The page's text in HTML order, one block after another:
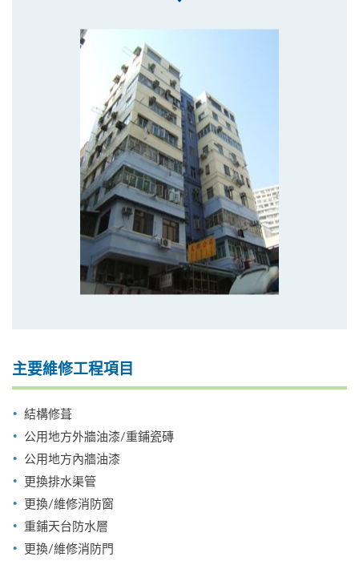
主要維修工程項目
結構修葺
公用地方外牆油漆/重鋪瓷磚
公用地方內牆油漆
更換排水渠管
更換/維修消防窗
重鋪天台防水層
更換/維修消防門